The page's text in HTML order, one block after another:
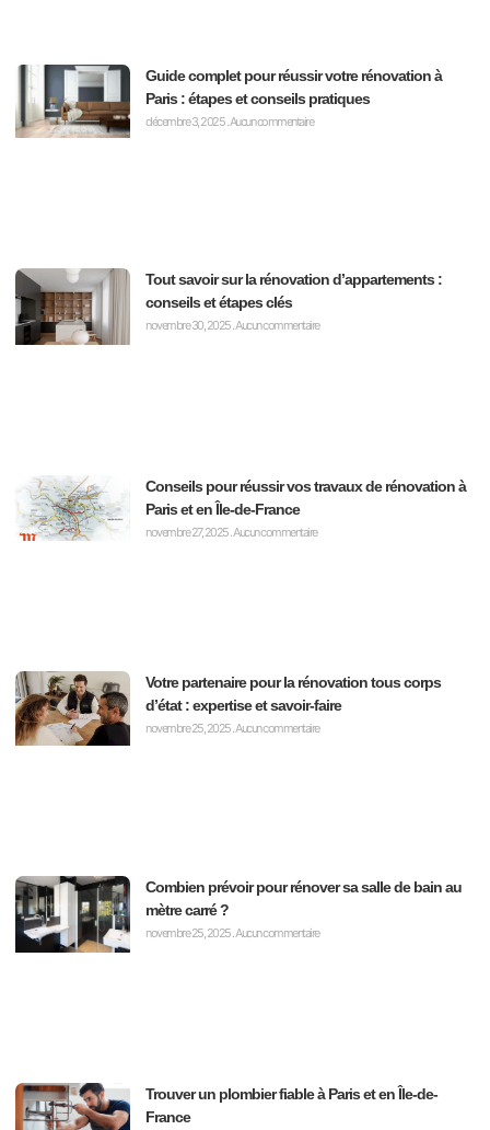
Guide complet pour réussir votre rénovation à
Paris : étapes et conseils pratiques
décembre 3, 2025Aucun commentaire
Tout savoir sur la rénovation d’appartements :
conseils et étapes clés
novembre 30, 2025Aucun commentaire
Conseils pour réussir vos travaux de rénovation à
Paris et en Île-de-France
novembre 27, 2025Aucun commentaire
Votre partenaire pour la rénovation tous corps
d’état : expertise et savoir-faire
novembre 25, 2025Aucun commentaire
Combien prévoir pour rénover sa salle de bain au
mètre carré ?
novembre 25, 2025Aucun commentaire
Trouver un plombier fiable à Paris et en Île-de-
France